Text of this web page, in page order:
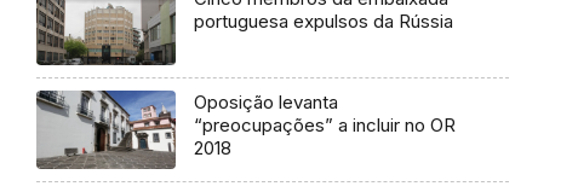
portuguesa expulsos da Rússia
Oposição levanta
“preocupações” a incluir no OR
2018